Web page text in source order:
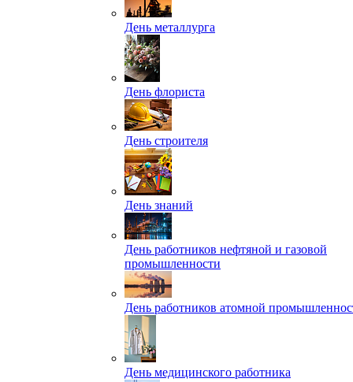
День металлурга
День флориста
День строителя
День знаний
День работников нефтяной и газовой
промышленности
День работников атомной
День медицинского работника